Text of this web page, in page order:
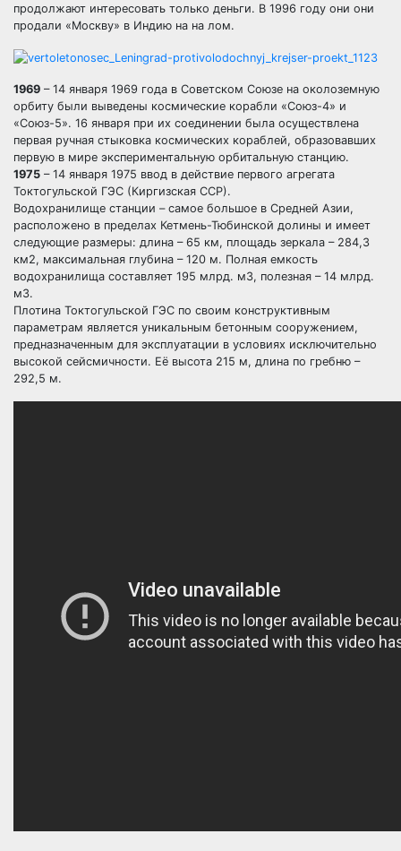
продолжают интересовать только деньги. В 1996 году они они
продали «Москву» в Индию на на лом.
1969 – 14 января 1969 года в Советском Союзе на околоземную
орбиту были выведены космические корабли «Союз-4» и
«Союз-5». 16 января при их соединении была осуществлена
первая ручная стыковка космических кораблей, образовавших
первую в мире экспериментальную орбитальную станцию.
1975 – 14 января 1975 ввод в действие первого агрегата
Токтогульской ГЭС (Киргизская ССР).
Водохранилище станции – самое большое в Средней Азии,
расположено в пределах Кетмень-Тюбинской долины и имеет
следующие размеры: длина – 65 км, площадь зеркала – 284,3
км2, максимальная глубина – 120 м. Полная емкость
водохранилища составляет 195 млрд. м3, полезная – 14 млрд.
м3.
Плотина Токтогульской ГЭС по своим конструктивным
параметрам является уникальным бетонным сооружением,
предназначенным для эксплуатации в условиях исключительно
высокой сейсмичности. Её высота 215 м, длина по гребню –
292,5 м.